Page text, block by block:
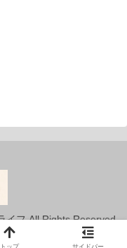
イフ All Rights Reserved.
トップ サイドバー